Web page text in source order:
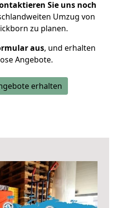
Sie uns noch
Umzug von
zu planen.
aus, und erhalten
Angebote.
erhalten